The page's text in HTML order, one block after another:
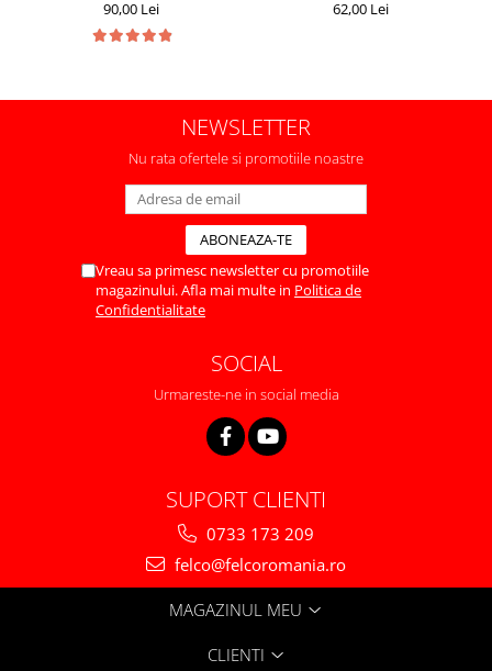
90,00 Lei 62,00 Lei
NEWSLETTER
Nu rata ofertele si promotiile noastre
Vreau sa primesc newsletter cu promotiile
magazinului. Afla mai multe in Politica de
Confidentialitate
SOCIAL
Urmareste-ne in social media
SUPORT CLIENTI
0733 173 209
felco@felcoromania.ro
MAGAZINUL MEU
CLIENTI